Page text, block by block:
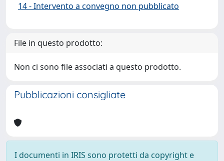
14 - Intervento a convegno non pubblicato
File in questo prodotto:
Non ci sono file associati a questo prodotto.
Pubblicazioni consigliate
I documenti in IRIS sono protetti da copyright e